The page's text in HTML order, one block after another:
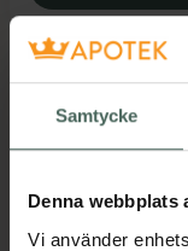
Samtycke
Denna webbplats
Vi använder